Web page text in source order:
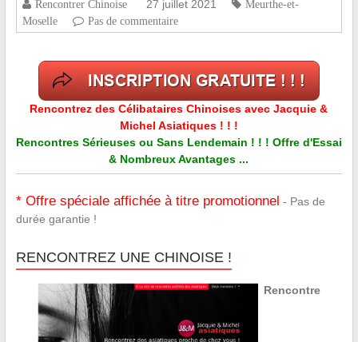
Rencontrer Chinoise 27 juillet 2021
Meurthe-et-
Moselle
Pas de commentaire
Rencontrez des Célibataires Chinoises avec Jacquie &
Michel Asiatiques ! ! !
Rencontres Sérieuses ou Sans Lendemain ! ! ! Offre d'Essai
& Nombreux Avantages ...
* Offre spéciale affichée à titre promotionnel - Pas de
durée garantie !
RENCONTREZ UNE CHINOISE !
Rencontre